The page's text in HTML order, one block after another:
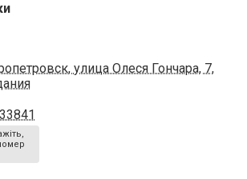
улица Олеся Гончара, 7,